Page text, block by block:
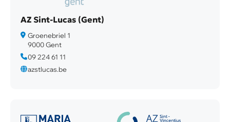
AZ Sint-Lucas (Gent)
Groenebriel 1
9000 Gent
09 224 61 11
azstlucas.be